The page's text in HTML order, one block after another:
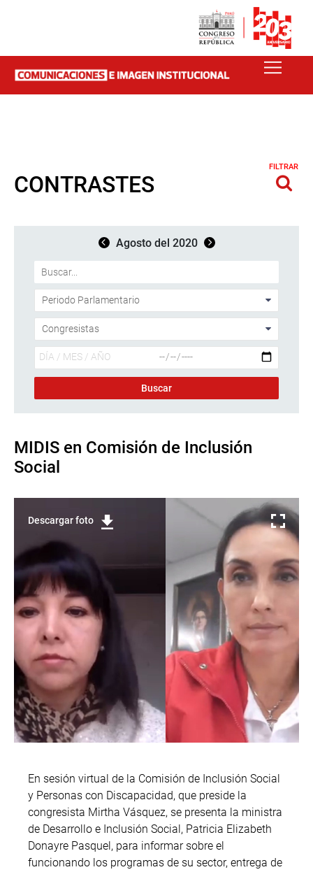
CONTRASTES
FILTRAR
Agosto del 2020
MIDIS en Comisión de Inclusión
Social
Descargar foto
En sesión virtual de la Comisión de Inclusión Social
y Personas con Discapacidad, que preside la
congresista Mirtha Vásquez, se presenta la ministra
de Desarrollo e Inclusión Social, Patricia Elizabeth
Donayre Pasquel, para informar sobre el
funcionando los programas de su sector, entrega de